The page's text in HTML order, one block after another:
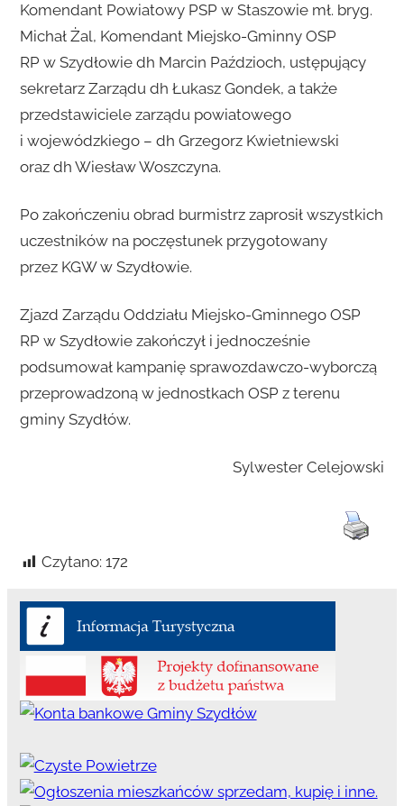
Komendant Powiatowy PSP w Staszowie mł. bryg.
Michał Żal, Komendant Miejsko-Gminny OSP
RP w Szydłowie dh Marcin Paździoch, ustępujący
sekretarz Zarządu dh Łukasz Gondek, a także
przedstawiciele zarządu powiatowego
i wojewódzkiego – dh Grzegorz Kwietniewski
oraz dh Wiesław Woszczyna.
Po zakończeniu obrad burmistrz zaprosił wszystkich
uczestników na poczęstunek przygotowany
przez KGW w Szydłowie.
Zjazd Zarządu Oddziału Miejsko-Gminnego OSP
RP w Szydłowie zakończył i jednocześnie
podsumował kampanię sprawozdawczo-wyborczą
przeprowadzoną w jednostkach OSP z terenu
gminy Szydłów.
Sylwester Celejowski
Czytano: 172